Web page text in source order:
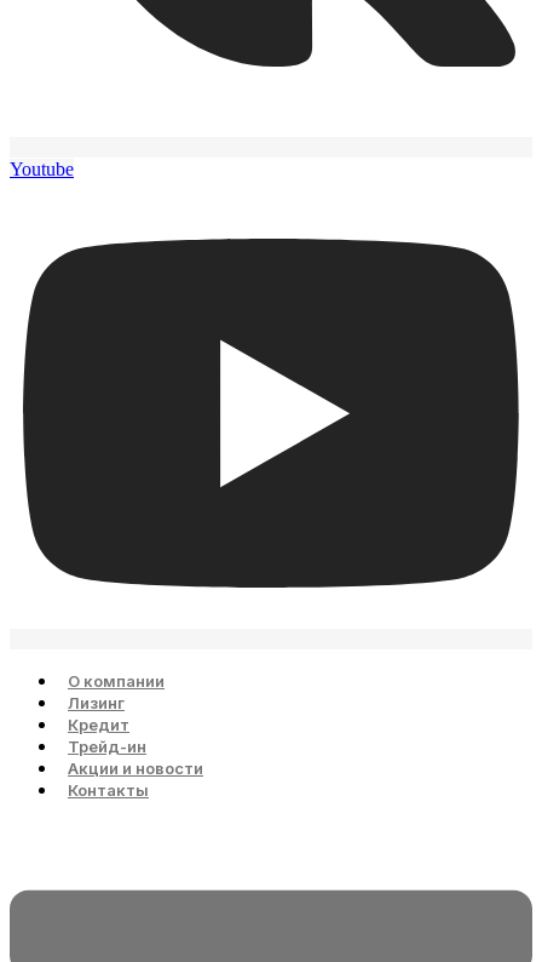
Youtube
О компании
Лизинг
Кредит
Трейд-ин
Акции и новости
Контакты